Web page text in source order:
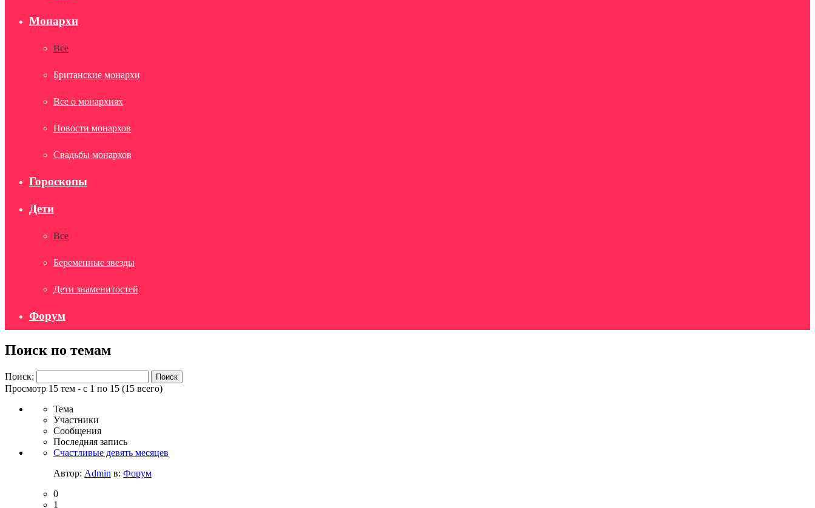
Монархи
Все
Британские монархи
Все о монархиях
Новости монархов
Свадьбы монархов
Гороскопы
Дети
Все
Беременные звезды
Дети знаменитостей
Форум
Поиск по темам
Поиск:
Просмотр 15 тем - с 1 по 15 (15 всего)
Тема
Участники
Сообщения
Последняя запись
Счастливые девять месяцев
Автор: Admin в: Форум
0
1